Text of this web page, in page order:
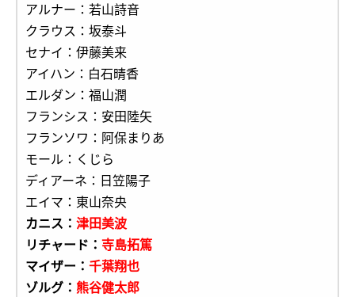
アルナー：若山詩音
クラウス：坂泰斗
セナイ：伊藤美来
アイハン：白石晴香
エルダン：福山潤
フランシス：安田陸矢
フランソワ：阿保まりあ
モール：くじら
ディアーネ：日笠陽子
エイマ：東山奈央
カニス： 津⽥美波
リチャード： 寺島拓篤
マイザー： 千葉翔也
ゾルグ： 熊⾕健太郎